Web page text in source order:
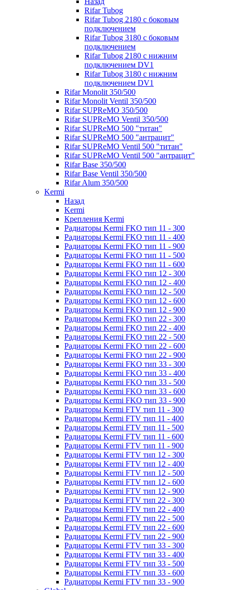
Rifar Tubog
Rifar Tubog 2180 с боковым
подключением
Rifar Tubog 3180 с боковым
подключением
Rifar Tubog 2180 с нижним
подключением DV1
Rifar Tubog 3180 с нижним
подключением DV1
Rifar Monolit 350/500
Rifar Monolit Ventil 350/500
Rifar SUPReMO 350/500
Rifar SUPReMO Ventil 350/500
Rifar SUPReMO 500 "титан"
Rifar SUPReMO 500 "антрацит"
Rifar SUPReMO Ventil 500 "титан"
Rifar SUPReMO Ventil 500 "антрацит"
Rifar Base 350/500
Rifar Base Ventil 350/500
Rifar Alum 350/500
Kermi
Назад
Kermi
Крепления Kermi
Радиаторы Kermi FKO тип 11 - 300
Радиаторы Kermi FKO тип 11 - 400
Радиаторы Kermi FKO тип 11 - 900
Радиаторы Kermi FKO тип 11 - 500
Радиаторы Kermi FKO тип 11 - 600
Радиаторы Kermi FKO тип 12 - 300
Радиаторы Kermi FKO тип 12 - 400
Радиаторы Kermi FKO тип 12 - 500
Радиаторы Kermi FKO тип 12 - 600
Радиаторы Kermi FKO тип 12 - 900
Радиаторы Kermi FKO тип 22 - 300
Радиаторы Kermi FKO тип 22 - 400
Радиаторы Kermi FKO тип 22 - 500
Радиаторы Kermi FKO тип 22 - 600
Радиаторы Kermi FKO тип 22 - 900
Радиаторы Kermi FKO тип 33 - 300
Радиаторы Kermi FKO тип 33 - 400
Радиаторы Kermi FKO тип 33 - 500
Радиаторы Kermi FKO тип 33 - 600
Радиаторы Kermi FKO тип 33 - 900
Радиаторы Kermi FTV тип 11 - 300
Радиаторы Kermi FTV тип 11 - 400
Радиаторы Kermi FTV тип 11 - 500
Радиаторы Kermi FTV тип 11 - 600
Радиаторы Kermi FTV тип 11 - 900
Радиаторы Kermi FTV тип 12 - 300
Радиаторы Kermi FTV тип 12 - 400
Радиаторы Kermi FTV тип 12 - 500
Радиаторы Kermi FTV тип 12 - 600
Радиаторы Kermi FTV тип 12 - 900
Радиаторы Kermi FTV тип 22 - 300
Радиаторы Kermi FTV тип 22 - 400
Радиаторы Kermi FTV тип 22 - 500
Радиаторы Kermi FTV тип 22 - 600
Радиаторы Kermi FTV тип 22 - 900
Радиаторы Kermi FTV тип 33 - 300
Радиаторы Kermi FTV тип 33 - 400
Радиаторы Kermi FTV тип 33 - 500
Радиаторы Kermi FTV тип 33 - 600
Радиаторы Kermi FTV тип 33 - 900